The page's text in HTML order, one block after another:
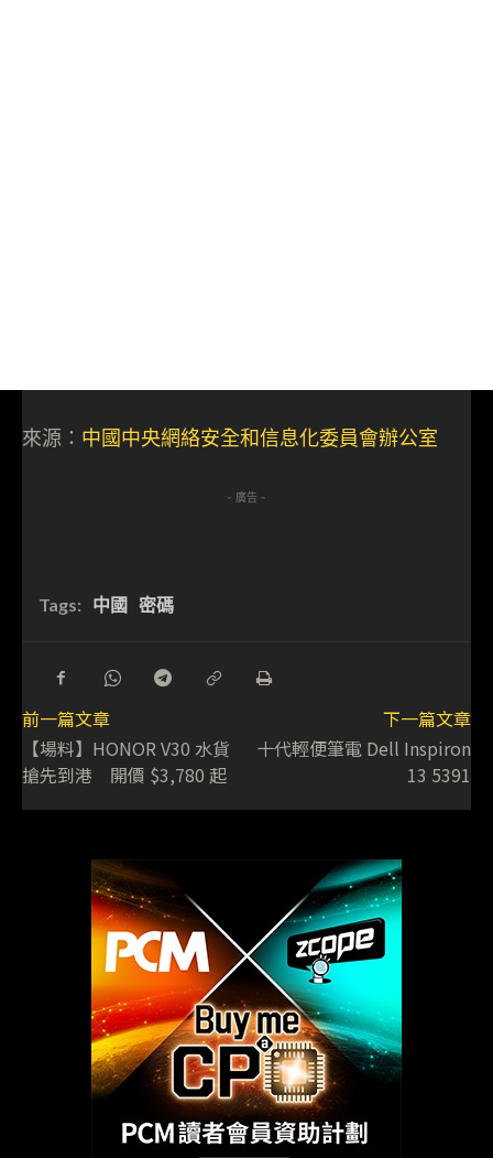
來源： 中國中央網絡安全和信息化委員會辦公室
- 廣告 -
Tags: 中國 密碼
前一篇文章
【場料】HONOR V30 水貨
搶先到港 開價 $3,780 起
下一篇文章
十代輕便筆電 Dell Inspiron
13 5391